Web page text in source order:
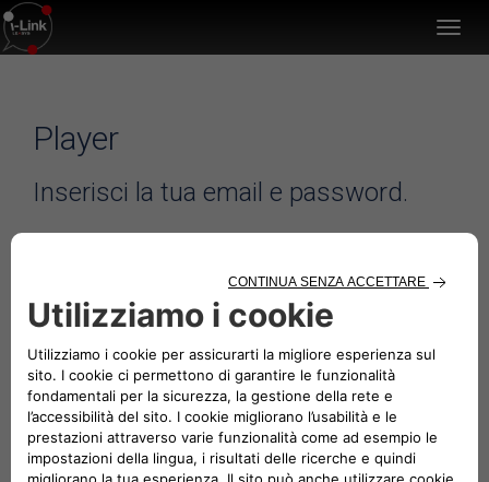
Player
Inserisci la tua email e password.
Hai dimenticato la password?